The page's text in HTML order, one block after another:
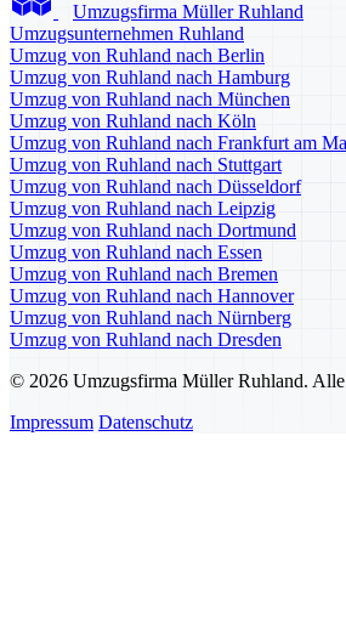
Umzugsfirma Müller Ruhland
Umzugsunternehmen Ruhland
Umzug von Ruhland nach Berlin
Umzug von Ruhland nach Hamburg
Umzug von Ruhland nach München
Umzug von Ruhland nach Köln
Umzug von Ruhland nach Frankfurt am
Umzug von Ruhland nach Stuttgart
Umzug von Ruhland nach Düsseldorf
Umzug von Ruhland nach Leipzig
Umzug von Ruhland nach Dortmund
Umzug von Ruhland nach Essen
Umzug von Ruhland nach Bremen
Umzug von Ruhland nach Hannover
Umzug von Ruhland nach Nürnberg
Umzug von Ruhland nach Dresden
© 2026 Umzugsfirma Müller Ruhland. Alle
Impressum Datenschutz